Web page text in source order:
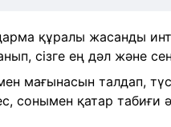
құралы жасанды
сізге ең дәл және
мағынасын талдап,
сонымен қатар табиғи